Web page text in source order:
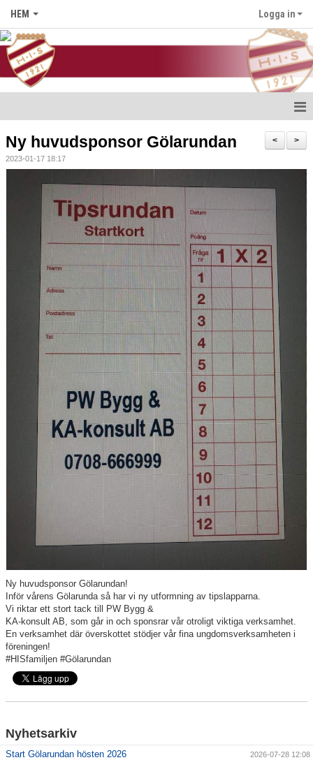
HEM Logga in
Nyheter
Föreningen
Kalender
Matcher
Gölarundan
Styrelse Högadals IS
Hyra Klubbstuga
>
<
Ny huvudsponsor Gölarundan
2023-01-17 18:17
Ny huvudsponsor Gölarundan!
Inför vårens Gölarunda så har vi ny utformning av tipslapparna.
Vi riktar ett stort tack till PW Bygg &
KA-konsult AB, som går in och sponsrar vår otroligt viktiga verksamhet.
En verksamhet där överskottet stödjer vår fina ungdomsverksamheten i
föreningen!
#HISfamiljen #Gölarundan
Nyhetsarkiv
Start Gölarundan hösten 2026 2026-07-28 12:08